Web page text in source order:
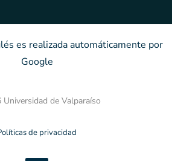
es realizada automáticamente por
Google
de Valparaíso
de privacidad